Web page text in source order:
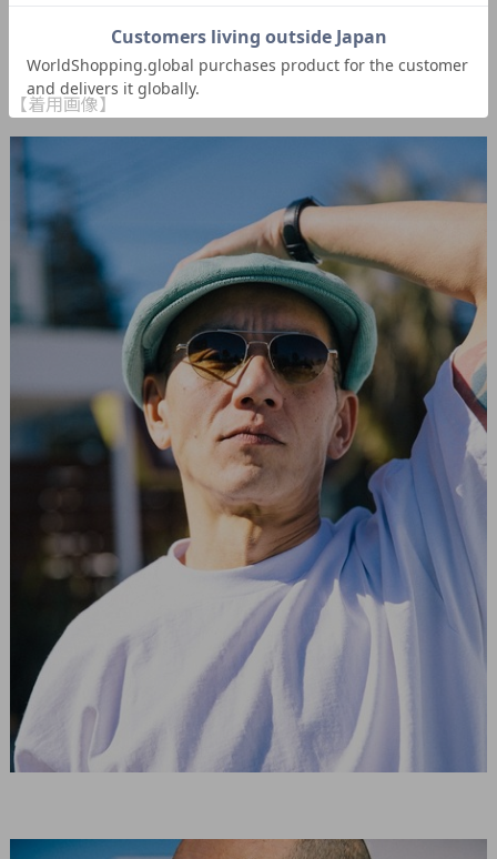
【着用画像】